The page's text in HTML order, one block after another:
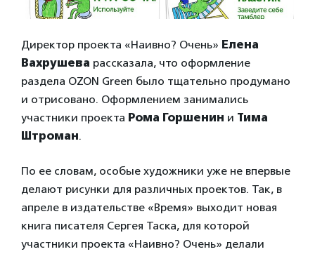
Директор проекта «Наивно? Очень» Елена
Вахрушева рассказала, что оформление
раздела OZON Green было тщательно продумано
и отрисовано. Оформлением занимались
участники проекта Рома Горшенин и Тима
Штроман.
По ее словам, особые художники уже не впервые
делают рисунки для различных проектов. Так, в
апреле в издательстве «Время» выходит новая
книга писателя Сергея Таска, для которой
участники проекта «Наивно? Очень» делали